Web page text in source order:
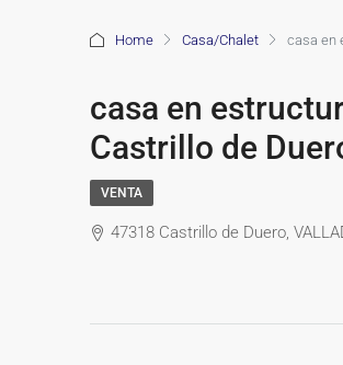
Home Casa/Chalet casa en
casa en
Castrillo de
VENTA
47318 Castrillo de Duero,